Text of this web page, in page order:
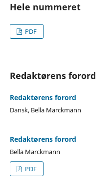
Hele nummeret
PDF
Redaktørens forord
Redaktørens forord
Dansk, Bella Marckmann
Redaktørens forord
Bella Marckmann
PDF